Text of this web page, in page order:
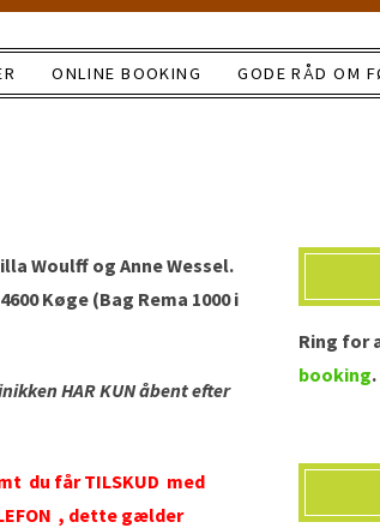
ONLINE BOOKING GODE RÅD OM
Woulff og Anne Wessel.
Køge (Bag Rema 1000 i
HAR KUN åbent efter
du får TILSKUD med
, dette gælder
Ring for
booking.